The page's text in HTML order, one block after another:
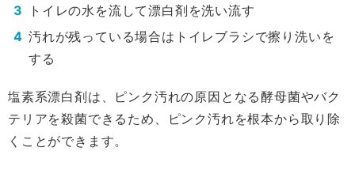
トイレの水を流して漂白剤を洗い流す
汚れが残っている場合はトイレブラシで擦り洗いを
する
塩素系漂白剤は、ピンク汚れの原因となる酵母菌やバク
テリアを殺菌できるため、ピンク汚れを根本から取り除
くことができます。